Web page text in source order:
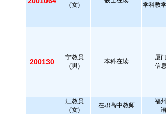
(女)
学科教
200130
宁教员
(男)
本科在读
厦
信
江教员
(女)
在职高中教师
福